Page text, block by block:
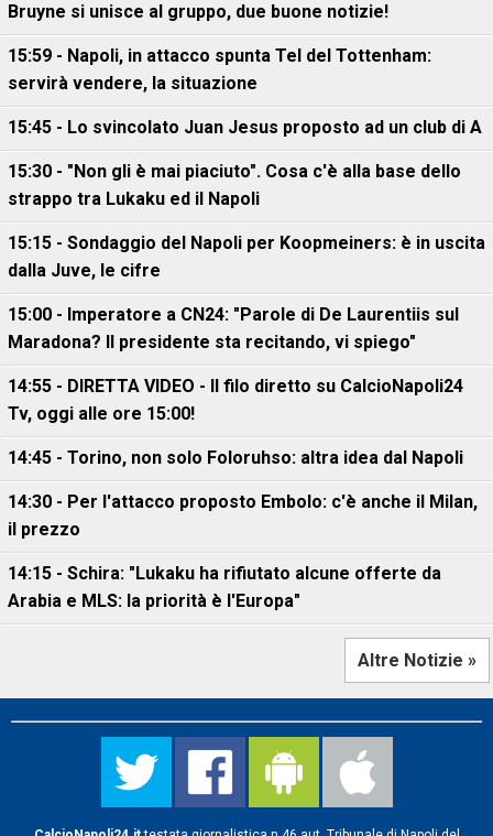
Bruyne si unisce al gruppo, due buone notizie!
15:59 - Napoli, in attacco spunta Tel del Tottenham:
servirà vendere, la situazione
15:45 - Lo svincolato Juan Jesus proposto ad un club di A
15:30 - "Non gli è mai piaciuto". Cosa c'è alla base dello
strappo tra Lukaku ed il Napoli
15:15 - Sondaggio del Napoli per Koopmeiners: è in uscita
dalla Juve, le cifre
15:00 - Imperatore a CN24: "Parole di De Laurentiis sul
Maradona? Il presidente sta recitando, vi spiego"
14:55 - DIRETTA VIDEO - Il filo diretto su CalcioNapoli24
Tv, oggi alle ore 15:00!
14:45 - Torino, non solo Foloruhso: altra idea dal Napoli
14:30 - Per l'attacco proposto Embolo: c'è anche il Milan,
il prezzo
14:15 - Schira: "Lukaku ha rifiutato alcune offerte da
Arabia e MLS: la priorità è l'Europa"
Altre Notizie »